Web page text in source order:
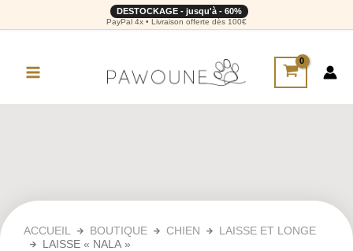
DESTOCKAGE - jusqu'à - 60%
PayPal 4x • Livraison offerte dès 100€
ACCUEIL BOUTIQUE CHIEN
LAISSE ET LONGE
LAISSE « NALA »